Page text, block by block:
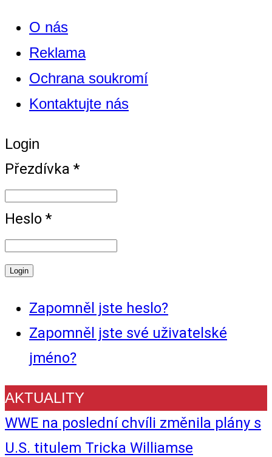
O nás
Reklama
Ochrana soukromí
Kontaktujte nás
Login
Přezdívka *
Heslo *
Zapomněl jste heslo?
Zapomněl jste své uživatelské
jméno?
AKTUALITY
WWE na poslední chvíli změnila plány s
U.S. titulem Tricka Williamse